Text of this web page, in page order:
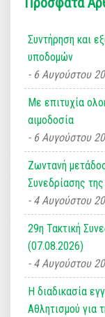
Συντήρηση και
υποδομών
6 Αυγούστου
Με επιτυχία
αιμοδοσία
6 Αυγούστου
Ζωντανή
Συνεδρίασης
4 Αυγούστου
29η Τακτική
(07.08.2026)
4 Αυγούστου
Η διαδικασία
Αθλητισμού για